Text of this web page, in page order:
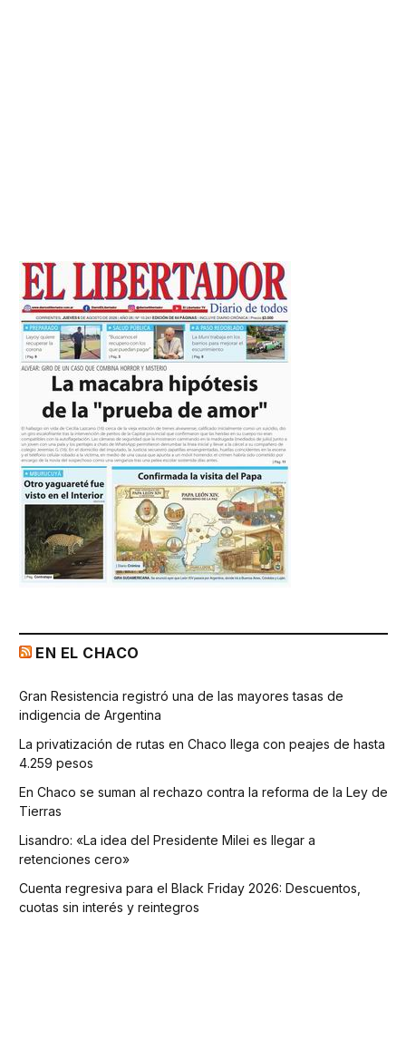
EN EL CHACO
Gran Resistencia registró una de las mayores tasas de
indigencia de Argentina
La privatización de rutas en Chaco llega con peajes de hasta
4.259 pesos
En Chaco se suman al rechazo contra la reforma de la Ley de
Tierras
Lisandro: «La idea del Presidente Milei es llegar a
retenciones cero»
Cuenta regresiva para el Black Friday 2026: Descuentos,
cuotas sin interés y reintegros